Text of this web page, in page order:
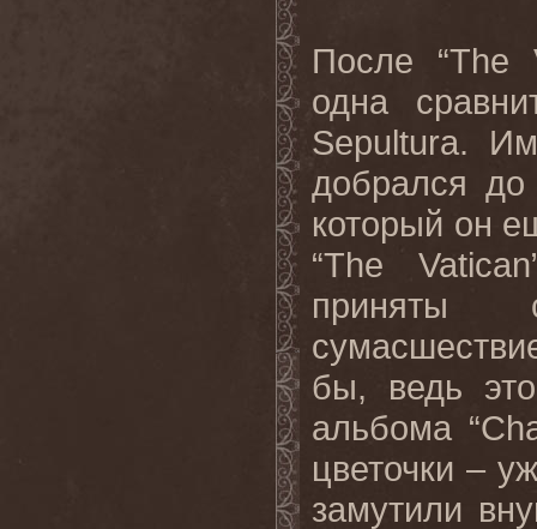
После “The
одна
Sepultura.
добрался
который он
“The
приняты
бы, ведь
альбома
цветочки –
замутили